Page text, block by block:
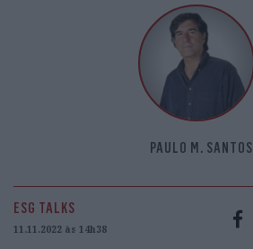
PAULO M. SANTOS
ESG TALKS
11.11.2022 às 14h38